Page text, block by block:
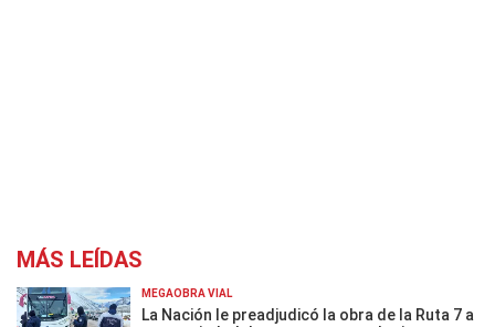
MÁS LEÍDAS
MEGAOBRA VIAL
La Nación le preadjudicó la obra de la Ruta 7 a